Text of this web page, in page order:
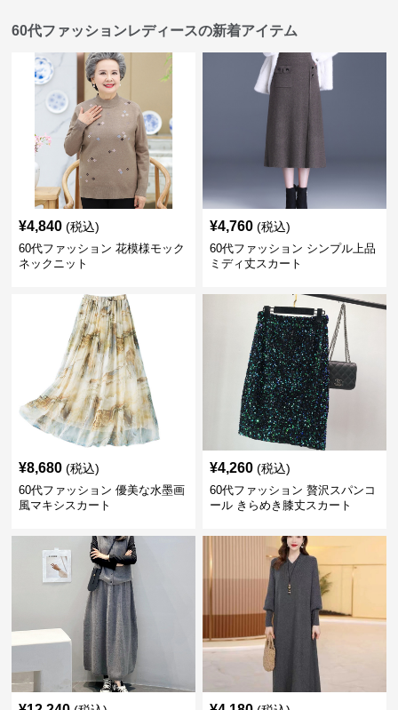
60代ファッションレディースの新着アイテム
¥4,840 (税込)
60代ファッション 花模様モック
ネックニット
¥4,760 (税込)
60代ファッション シンプル上品
ミディ丈スカート
¥8,680 (税込)
60代ファッション 優美な水墨画
風マキシスカート
¥4,260 (税込)
60代ファッション 贅沢スパンコ
ール きらめき膝丈スカート